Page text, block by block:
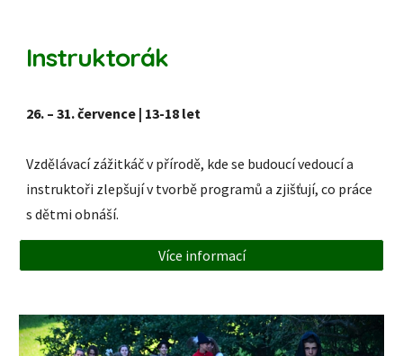
Instruktorák
26. – 31. července | 13-18 let
Vzdělávací zážitkáč v přírodě, kde se budoucí vedoucí a
instruktoři zlepšují v tvorbě programů a zjišťují, co práce
s dětmi obnáší.
Více informací